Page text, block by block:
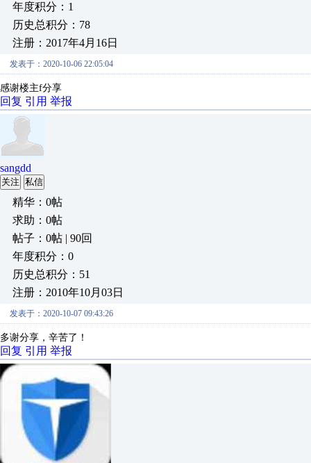
年度积分：1
历史总积分：78
注册：2017年4月16日
发表于：2020-10-06 22:05:04
感谢楼主f分享
回复 引用 举报
sangdd
关注 私信
精华：0帖
求助：0帖
帖子：0帖 | 90回
年度积分：0
历史总积分：51
注册：2010年10月03日
发表于：2020-10-07 09:43:26
多谢分享，辛苦了！
回复 引用 举报